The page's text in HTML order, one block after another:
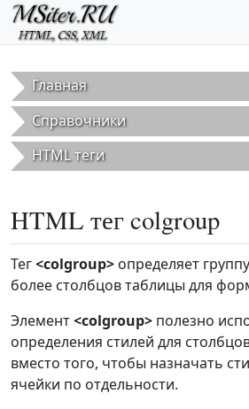
Перейти к основному содержанию
Главная
Справочники
HTML теги
HTML тег colgroup
Тег<colgroup> определяет
более столбцов таблицы для
Элемент<colgroup> полезно
определения стилей для
вместо того, чтобы назначать
ячейки по отдельности.